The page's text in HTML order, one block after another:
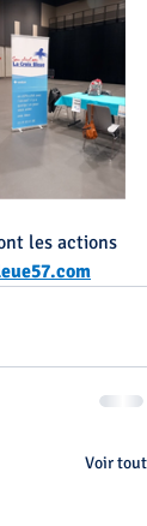
les actions
Voir tout